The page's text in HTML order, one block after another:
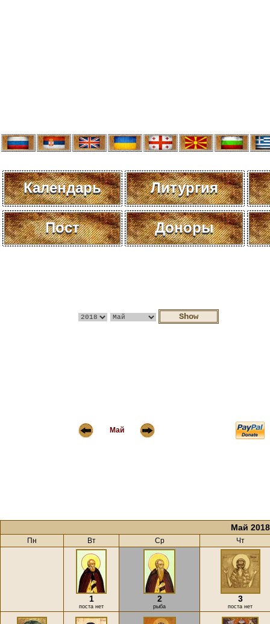
Календарь Литургия
Пост Доноры
Май
Май 2018
Пн Вт Ср Чт
1
поста нет
2
рыба
3
поста нет